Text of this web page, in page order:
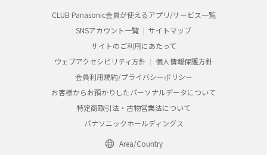
CLUB Panasonic会員が使えるアプリ/サービス一覧
SNSアカウント一覧
サイトマップ
サイトのご利用にあたって
ウェブアクセシビリティ方針
個人情報保護方針
会員利用規約/プライバシーポリシー
お客様からお預かりしたパーソナルデータについて
特定商取引法・古物営業法について
パナソニックホールディングス
Area/Country